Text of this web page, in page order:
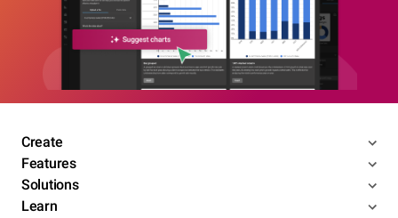
Create
Features
Solutions
Learn